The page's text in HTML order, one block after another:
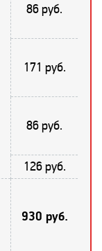
86 руб.
171 руб.
86 руб.
126 руб.
930 руб.